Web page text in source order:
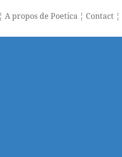
¦A propos de Poetica ¦ Contact ¦